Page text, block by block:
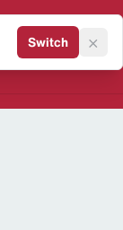
Sneaker
Switch ×